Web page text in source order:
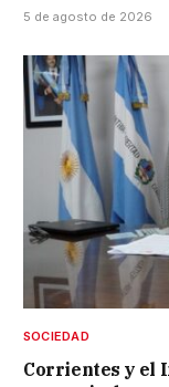
5 de agosto de 2026
SOCIEDAD
Corrientes y el